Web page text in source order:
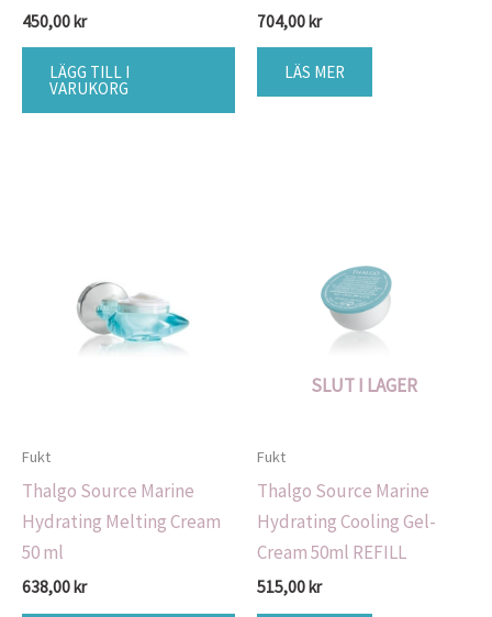
450,00kr
LÄGG TILL I
VARUKORG
704,00kr
LÄS MER
Fukt
Thalgo Source Marine
Hydrating Melting Cream
50 ml
638,00 kr
SLUT I LAGER
Fukt
Thalgo Source Marine
Hydrating Cooling Gel-
Cream 50ml REFILL
515,00 kr